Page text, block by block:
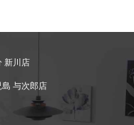
新川店
島 与次郎店